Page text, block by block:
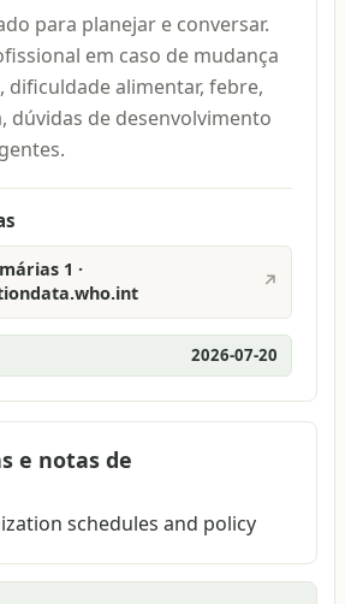
para planejar e conversar.
em caso de mudança
dificuldade alimentar, febre,
dúvidas de desenvolvimento
1 ·
↗
2026-07-20
e notas de
schedules and policy